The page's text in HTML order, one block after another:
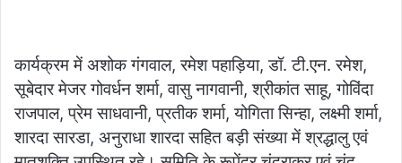
कार्यक्रम में अशोक गंगवाल, रमेश पहाड़िया, डॉ. टी.एन. रमेश,
सूबेदार मेजर गोवर्धन शर्मा, वासु नागवानी, श्रीकांत साहू, गोविंदा
राजपाल, प्रेम साधवानी, प्रतीक शर्मा, योगिता सिन्हा, लक्ष्मी शर्मा,
शारदा सारडा, अनुराधा शारदा सहित बड़ी संख्या में श्रद्धालु एवं